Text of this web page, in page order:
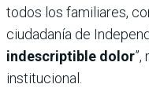
todos los familiares,
ciudadanía de
indescriptible dolor
institucional.